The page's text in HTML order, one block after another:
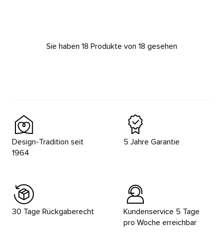
Sie haben 18 Produkte von 18 gesehen
Design-Tradition seit
1964
5 Jahre Garantie
30 Tage Rückgaberecht
Kundenservice 5 Tage
pro Woche erreichbar